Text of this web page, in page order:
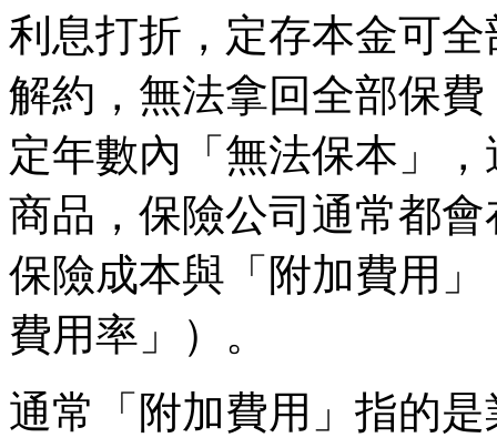
利息打折，定存本金可
解約，無法拿回全部保
定年數內「無法保本」
商品，保險公司通常都
保險成本與「附加費用
費用率」）。
通常「附加費用」指的